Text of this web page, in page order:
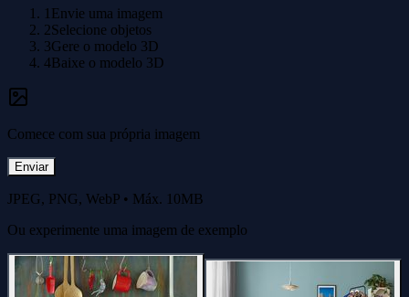
1 Envie uma imagem
2Selecione objetos
3Gere o modelo 3D
4Baixe o modelo 3D
Comece com sua própria imagem
Enviar
JPEG, PNG, WebP • Máx. 10MB
Ou experimente uma imagem de exemplo